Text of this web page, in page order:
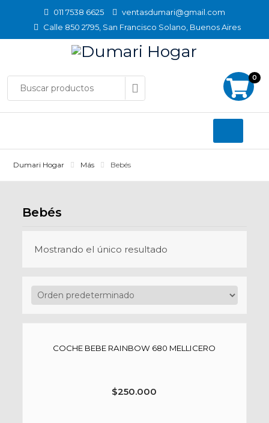
011 7538 6625
ventasdumari@gmail.com
Calle 850 2795, San Francisco Solano, Buenos Aires
0
Dumari Hogar Más Bebés
Bebés
Mostrando el único resultado
COCHE BEBE RAINBOW 680 MELLICERO
$250.000